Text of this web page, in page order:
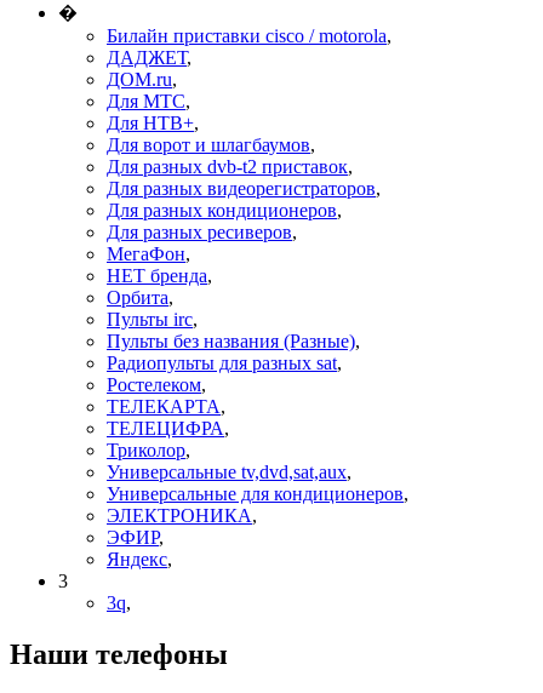
�
Билайн приставки cisco / motorola,
ДАДЖЕТ,
ДОМ.ru,
Для МТС,
Для НТВ+,
Для ворот и шлагбаумов,
Для разных dvb-t2 приставок,
Для разных видеорегистраторов,
Для разных кондиционеров,
Для разных ресиверов,
МегаФон,
НЕТ бренда,
Орбита,
Пульты irc,
Пульты без названия (Разные),
Радиопульты для разных sat,
Ростелеком,
ТЕЛЕКАРТА,
ТЕЛЕЦИФРА,
Триколор,
Универсальные tv,dvd,sat,aux,
Универсальные для кондиционеров,
ЭЛЕКТРОНИКА,
ЭФИР,
Яндекс,
3
3q,
Наши телефоны